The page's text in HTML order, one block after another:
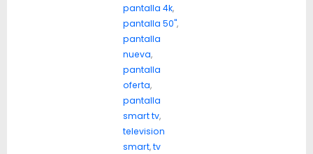
pantalla 4k,
pantalla 50",
pantalla
nueva,
pantalla
oferta,
pantalla
smart tv,
television
smart,tv